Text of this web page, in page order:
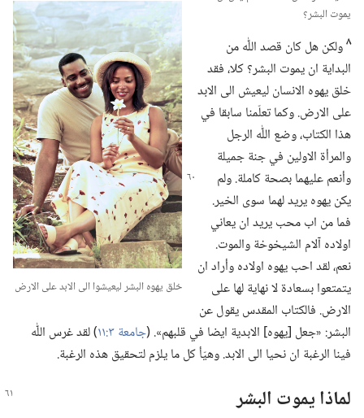
خلق يهوه البشر ليعيشوا الى الابد على الارض
يموت البشر؟‏
٨ولكن هل كان قصد اللّٰه من
البداية ان يموت البشر؟‏ كلا،‏ فقد
خلق يهوه الانسان ليعيش الى الابد
على الارض.‏ وكما تعلّمنا سابقا في
هذا الكتاب،‏ وضع اللّٰه الرجل
والمرأة الاولين في جنة جميلة
وأنعمعليهما بصحة كاملة.‏ ولم
يكن يهوه يريد لهما سوى الخير.‏
فما من اب محب يريد ان يعاني
اولاده آلام الشيخوخة والموت.‏
نعم،‏ لقد احب يهوه اولاده وأراد ان
يتمتعوا بسعادة لا نهاية لها على
الارض.‏ فالكتاب المقدس يقول عن
البشر:‏ «جعل [يهوه] الابدية ايضا في قلبهم».‏ (‏جامعة ٣:‏١١
‏)‏ لقد غرس اللّٰه
فينا الرغبة ان نحيا الى الابد.‏ وهيّأ كل ما يلزم لتحقيق هذه الرغبة.‏
لماذا يموت البشر